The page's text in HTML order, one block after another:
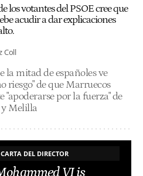
los votantes del PSOE cree que
acudir a dar explicaciones
Coll
la mitad de españoles ve
riesgo" de que Marruecos
"apoderarse por la fuerza" de
y Melilla
CARTA DEL DIRECTOR
VI is